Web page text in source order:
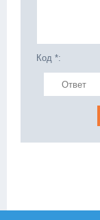
Код *: